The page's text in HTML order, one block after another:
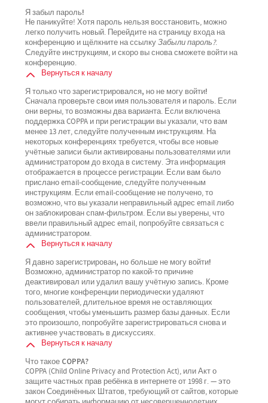
Я забыл пароль!
Не паникуйте! Хотя пароль нельзя восстановить, можно
легко получить новый. Перейдите на страницу входа на
конференцию и щёлкните на ссылкуЗабыли пароль?.
Следуйте инструкциям, и скоро вы снова сможете войти на
конференцию.
Вернуться к началу
Я только что зарегистрировался, но не могу войти!
Сначала проверьте свои имя пользователя и пароль. Если
они верны, то возможны два варианта. Если включена
поддержка COPPA и при регистрации вы указали, что вам
менее 13 лет, следуйте полученным инструкциям. На
некоторых конференциях требуется, чтобы все новые
учётные записи были активированы пользователями или
администратором до входа в систему. Эта информация
отображается в процессе регистрации. Если вам было
прислано email-сообщение, следуйте полученным
инструкциям. Если email-сообщение не получено, то
возможно, что вы указали неправильный адрес email либо
он заблокирован спам-фильтром. Если вы уверены, что
ввели правильный адрес email, попробуйте связаться с
администратором.
Вернуться к началу
Я давно зарегистрирован, но больше не могу войти!
Возможно, администратор по какой-то причине
деактивировал или удалил вашу учётную запись. Кроме
того, многие конференции периодически удаляют
пользователей, длительное время не оставляющих
сообщения, чтобы уменьшить размер базы данных. Если
это произошло, попробуйте зарегистрироваться снова и
активнее участвовать в дискуссиях.
Вернуться к началу
Что такое COPPA?
COPPA (Child Online Privacy and Protection Act), или Акт о
защите частных прав ребёнка в интернете от 1998 г. — это
закон Соединённых Штатов, требующий от сайтов, которые